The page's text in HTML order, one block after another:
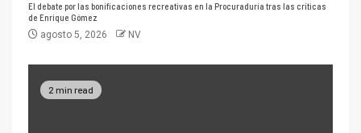
El debate por las bonificaciones recreativas en la Procuraduría tras las críticas
de Enrique Gómez
agosto 5, 2026 NV
2 min read